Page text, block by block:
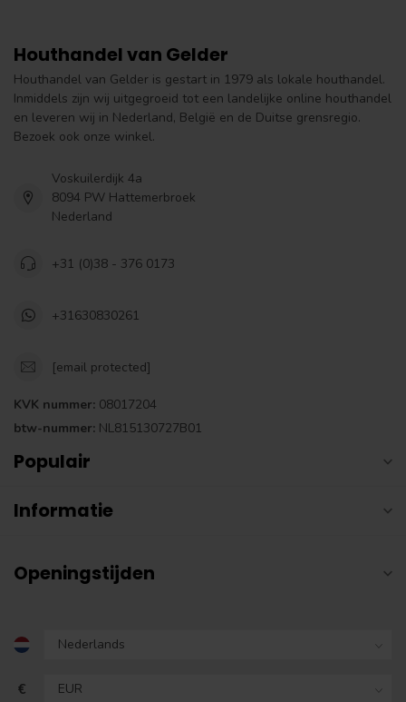
Houthandel van Gelder
Houthandel van Gelder is gestart in 1979 als lokale houthandel.
Inmiddels zijn wij uitgegroeid tot een landelijke online houthandel
en leveren wij in Nederland, België en de Duitse grensregio.
Bezoek ook onze winkel.
Voskuilerdijk 4a
8094 PW Hattemerbroek
Nederland
+31 (0)38 - 376 0173
+31630830261
[email protected]
KVK nummer: 08017204
btw-nummer: NL815130727B01
Populair
Informatie
Openingstijden
€